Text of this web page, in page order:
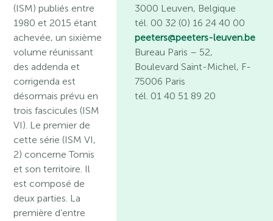
(ISM) publiés entre
1980 et 2015 étant
achevée, un sixième
volume réunissant
des addenda et
corrigenda est
désormais prévu en
trois fascicules (ISM
VI). Le premier de
cette série (ISM VI,
2) concerne Tomis
et son territoire. Il
est composé de
deux parties. La
première d’entre
3000 Leuven, Belgique
tél. 00 32 (0) 16 24 40 00
peeters@peeters-leuven.be
Bureau Paris – 52,
Boulevard Saint-Michel, F-
75006 Paris
tél. 01 40 51 89 20